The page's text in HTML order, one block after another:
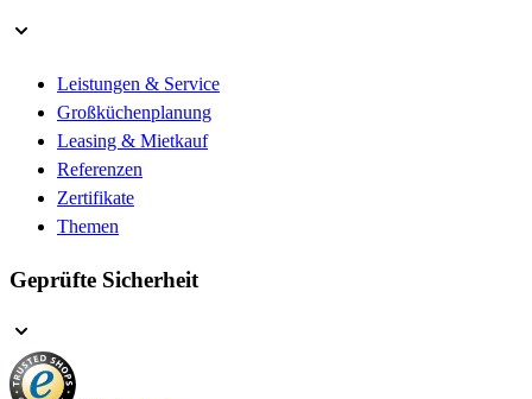
Leistungen & Service
Großküchenplanung
Leasing & Mietkauf
Referenzen
Zertifikate
Themen
Geprüfte Sicherheit